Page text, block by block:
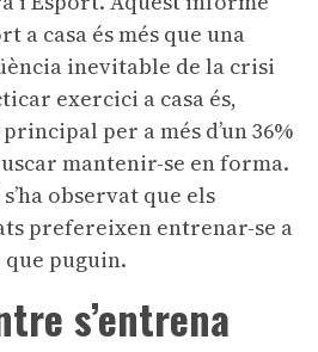
a casa és més que una
inevitable de la crisi
exercici a casa és,
per a més d’un 36%
mantenir-se en forma.
observat que els
prefereixen entrenar-se a
puguin.
s’entrena